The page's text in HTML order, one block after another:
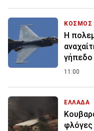
ΚΟΣΜΟΣ
Η
11:00
ΕΛΛΑΔΑ